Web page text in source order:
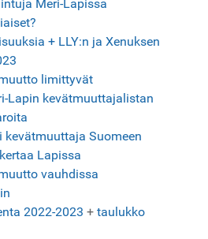
Meri-Lapissa
+ LLY:n ja Xenuksen
limittyvät
Lapin kevätmuuttajalistan
Suomeen
Lapissa
vauhdissa
2022-2023 + taulukko